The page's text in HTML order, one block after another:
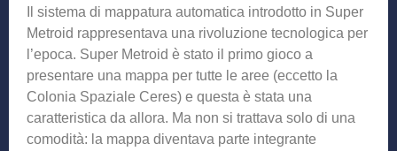
Il sistema di mappatura automatica introdotto in Super
Metroid rappresentava una rivoluzione tecnologica per
l’epoca. Super Metroid è stato il primo gioco a
presentare una mappa per tutte le aree (eccetto la
Colonia Spaziale Ceres) e questa è stata una
caratteristica da allora. Ma non si trattava solo di una
comodità: la mappa diventava parte integrante